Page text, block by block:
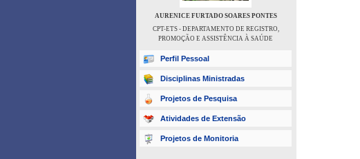
AURENICE FURTADO SOARES PONTES
CPT-ETS - DEPARTAMENTO DE REGISTRO,
PROMOÇÃO E ASSISTÊNCIA À SAÚDE
Perfil Pessoal
Disciplinas Ministradas
Projetos de Pesquisa
Atividades de Extensão
Projetos de Monitoria